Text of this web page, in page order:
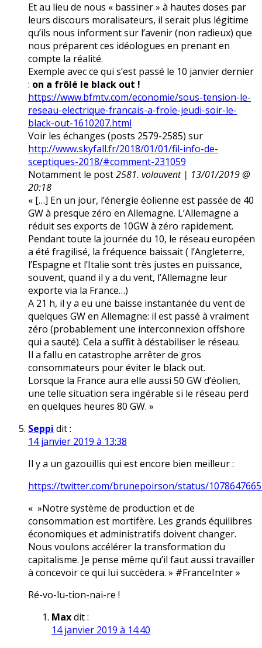
Et au lieu de nous « bassiner » à hautes doses par
leurs discours moralisateurs, il serait plus légitime
qu’ils nous informent sur l’avenir (non radieux) que
nous préparent ces idéologues en prenant en
compte la réalité.
Exemple avec ce qui s’est passé le 10 janvier dernier
: on a frôlé le black out !
https://www.bfmtv.com/economie/sous-tension-le-
reseau-electrique-francais-a-frole-jeudi-soir-le-
black-out-1610207.html
Voir les échanges (posts 2579-2585) sur
http://www.skyfall.fr/2018/01/01/fil-info-de-
sceptiques-2018/#comment-231059
Notamment le post2581. volauvent | 13/01/2019 @
20:18
« […] En un jour, l’énergie éolienne est passée de 40
GW à presque zéro en Allemagne. L’Allemagne a
réduit ses exports de 10GW à zéro rapidement.
Pendant toute la journée du 10, le réseau européen
a été fragilisé, la fréquence baissait ( l’Angleterre,
l’Espagne et l’Italie sont très justes en puissance,
souvent, quand il y a du vent, l’Allemagne leur
exporte via la France…)
A 21 h, il y a eu une baisse instantanée du vent de
quelques GW en Allemagne: il est passé à vraiment
zéro (probablement une interconnexion offshore
qui a sauté). Cela a suffit à déstabiliser le réseau.
Il a fallu en catastrophe arrêter de gros
consommateurs pour éviter le black out.
Lorsque la France aura elle aussi 50 GW d’éolien,
une telle situation sera ingérable si le réseau perd
en quelques heures 80 GW. »
Seppi dit :
14 janvier 2019 à 13:38
Il y a un gazouillis qui est encore bien meilleur :
https://twitter.com/brunepoirson/status/
« »Notre système de production et de
consommation est mortifère. Les grands équilibres
économiques et administratifs doivent changer.
Nous voulons accélérer la transformation du
capitalisme. Je pense même qu’il faut aussi travailler
à concevoir ce qui lui succèdera. » #FranceInter »
Ré-vo-lu-tion-nai-re !
Maxdit :
14 janvier 2019 à 14:40